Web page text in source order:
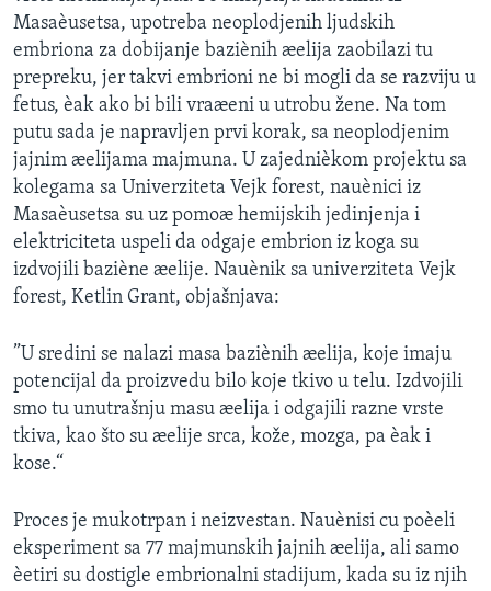
Masaèusetsa, upotreba neoplodjenih ljudskih
embriona za dobijanje baziènih æelija zaobilazi tu
prepreku, jer takvi embrioni ne bi mogli da se razviju u
fetus, èak ako bi bili vraæeni u utrobu žene. Na tom
putu sada je napravljen prvi korak, sa neoplodjenim
jajnim æelijama majmuna. U zajednièkom projektu sa
kolegama sa Univerziteta Vejk forest, nauènici iz
Masaèusetsa su uz pomoæ hemijskih jedinjenja i
elektriciteta uspeli da odgaje embrion iz koga su
izdvojili baziène æelije. Nauènik sa univerziteta Vejk
forest, Ketlin Grant, objašnjava:
”U sredini se nalazi masa baziènih æelija, koje imaju
potencijal da proizvedu bilo koje tkivo u telu. Izdvojili
smo tu unutrašnju masu æelija i odgajili razne vrste
tkiva, kao što su æelije srca, kože, mozga, pa èak i
kose.“
Proces je mukotrpan i neizvestan. Nauènisi cu poèeli
eksperiment sa 77 majmunskih jajnih æelija, ali samo
èetiri su dostigle embrionalni stadijum, kada su iz njih